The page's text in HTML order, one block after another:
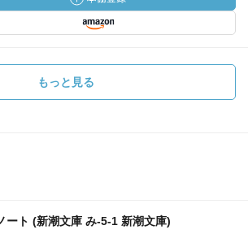
もっと見る
ート (新潮文庫 み-5-1 新潮文庫)